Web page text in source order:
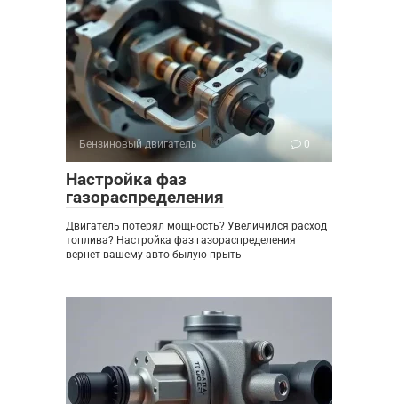
Бензиновый двигатель 0
Настройка фаз
газораспределения
Двигатель потерял мощность? Увеличился расход
топлива? Настройка фаз газораспределения
вернет вашему авто былую прыть